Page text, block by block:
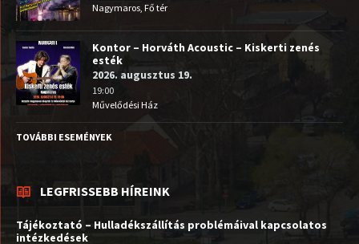
Nagymaros, Fő tér
Kontor – Horváth Acoustic – Kiskerti zenés
esték
2026. augusztus 19.
19:00
Művelődési Ház
TOVÁBBI ESEMÉNYEK
LEGFRISSEBB HÍREINK
Tájékoztató – Hulladékszállítás problémáival kapcsolatos
intézkedések